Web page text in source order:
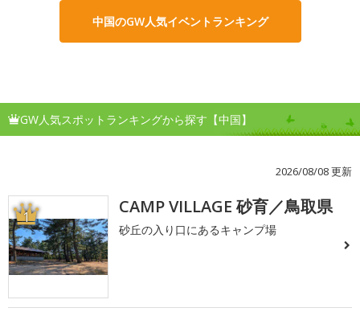
中国のGW人気イベントランキング
GW人気スポットランキングから探す【中国】
2026/08/08 更新
1 CAMP VILLAGE 砂育／鳥取県
砂丘の入り口にあるキャンプ場